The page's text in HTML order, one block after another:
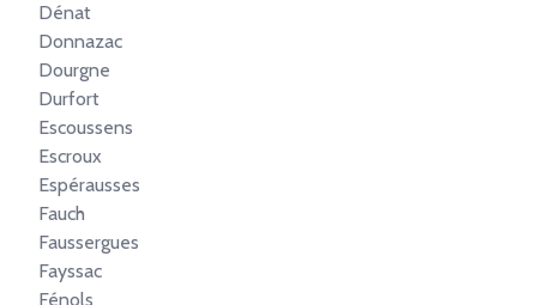
Dénat
Donnazac
Dourgne
Durfort
Escoussens
Escroux
Espérausses
Fauch
Faussergues
Fayssac
Fénols